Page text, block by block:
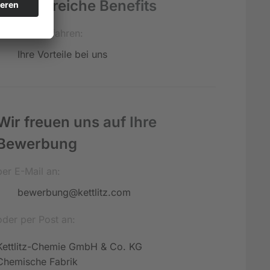
Benefits
mehr erfahren:
Ihre Vorteile bei uns
freuen uns auf Ihre
E-Mail an:
bewerbung@kettlitz.com
per Post an:
Chemie GmbH & Co. KG
Fabrik